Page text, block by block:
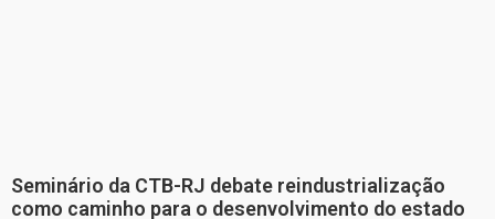
Seminário da CTB-RJ debate reindustrialização
como caminho para o desenvolvimento do estado